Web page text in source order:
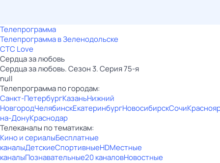
Телепрограмма
Телепрограмма в Зеленодольске
СТС Love
Сердца за любовь
Сердца за любовь. Сезон 3. Серия 75-я
null
Телепрограмма по городам:
Санкт-ПетербургКазаньНижний
НовгородЧелябинскЕкатеринбургНовосибирскСочи
на-ДонуКраснодар
Телеканалы по тематикам:
Кино и сериалыБесплатные
каналыДетскиеСпортивныеHDМестные
каналыПознавательные20 каналовНовостные